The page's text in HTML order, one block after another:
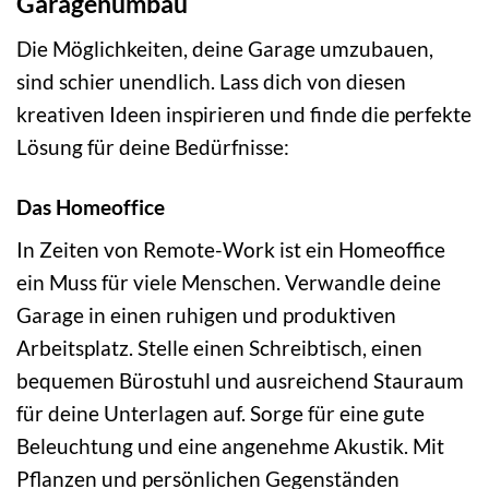
Die Möglichkeiten, deine Garage umzubauen,
sind schier unendlich. Lass dich von diesen
kreativen Ideen inspirieren und finde die perfekte
Lösung für deine Bedürfnisse:
Das Homeoffice
In Zeiten von Remote-Work ist ein Homeoffice
ein Muss für viele Menschen. Verwandle deine
Garage in einen ruhigen und produktiven
Arbeitsplatz. Stelle einen Schreibtisch, einen
bequemen Bürostuhl und ausreichend Stauraum
für deine Unterlagen auf. Sorge für eine gute
Beleuchtung und eine angenehme Akustik. Mit
Pflanzen und persönlichen Gegenständen